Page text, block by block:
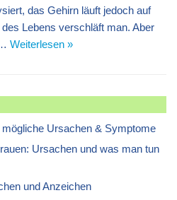
das Gehirn läuft jedoch auf
Lebens verschläft man. Aber
Weiterlesen »
Ursachen & Symptome
Ursachen und was man tun
und Anzeichen